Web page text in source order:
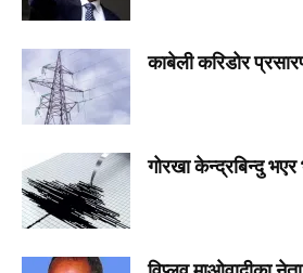
काबेली करिडोर
गोरखा केन्द्रबिन्दु